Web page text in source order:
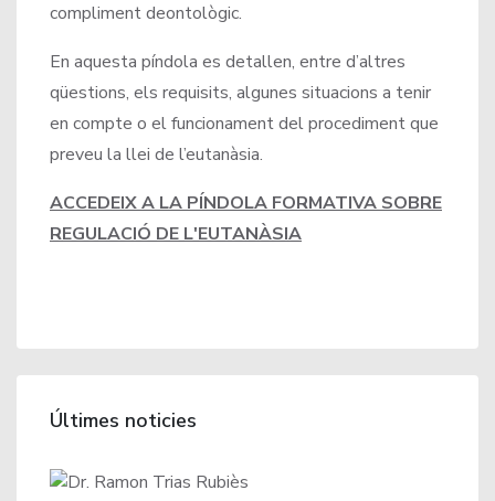
compliment deontològic.
En aquesta píndola es detallen, entre d’altres
qüestions, els requisits, algunes situacions a tenir
en compte o el funcionament del procediment que
preveu la llei de l’eutanàsia.
ACCEDEIX A LA PÍNDOLA FORMATIVA SOBRE
REGULACIÓ DE L'EUTANÀSIA
Últimes noticies